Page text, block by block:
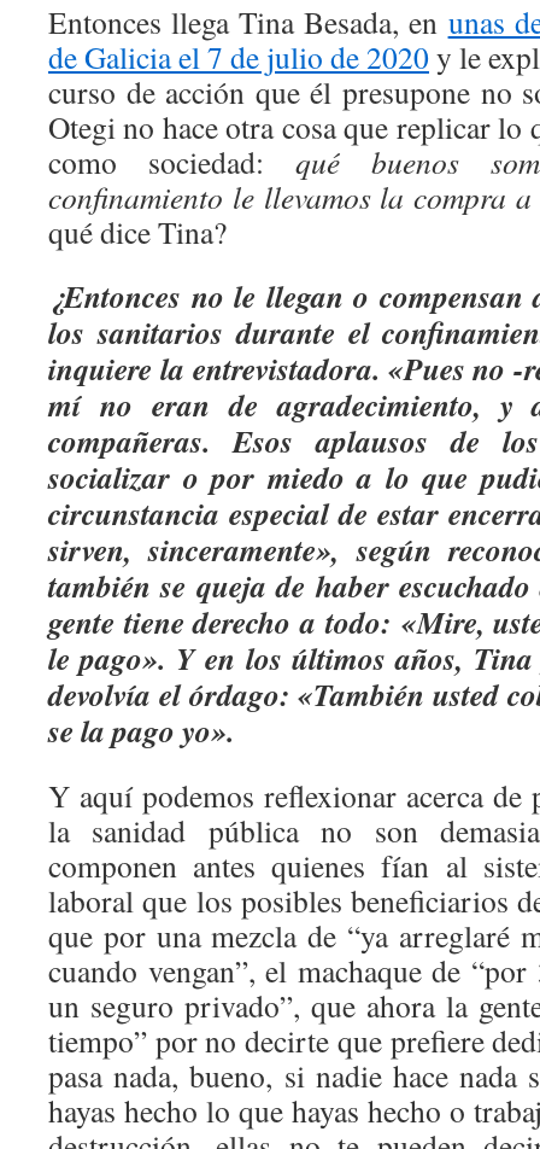
Entonces llega Tina Besada, en unas
de Galicia el 7 de julio de 2020y le
curso de acción que él presupone no
Otegi no hace otra cosa que replicar lo
como sociedad: qué buenos
confinamiento le llevamos la compra
qué dice Tina?
¿Entonces no le llegan o
los sanitarios durante el
inquiere la entrevistadora. «Pues no -
mí no eran de agradecimiento,
compañeras. Esos aplausos de
socializar o por miedo a lo que
circunstancia especial de estar
sirven, sinceramente», según
también se queja de haber
gente tiene derecho a todo: «Mire,
le pago». Y en los últimos años,
devolvía el órdago: «También usted
se la pago yo».
Y aquí podemos reflexionar acerca de
la sanidad pública no son
componen antes quienes fían al
laboral que los posibles beneficiarios
que por una mezcla de “ya arreglaré
cuando vengan”, el machaque de
un seguro privado”, que ahora la
tiempo” por no decirte que prefiere
pasa nada, bueno, si nadie hace
hayas hecho lo que hayas hecho o